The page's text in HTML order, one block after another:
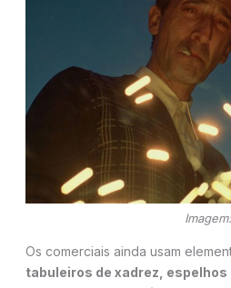
Os comerciais ainda usam
tabuleiros de xadrez,